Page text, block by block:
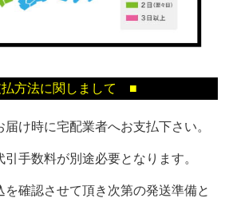
方法に関しまして ■
届け時に宅配業者へお支払下さい。
別途必要となります。
を確認させて頂き次第の発送準備と